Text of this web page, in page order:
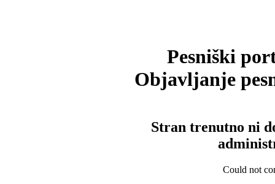
Pesniški
Objavljanje
Stran trenutno ni
Could not